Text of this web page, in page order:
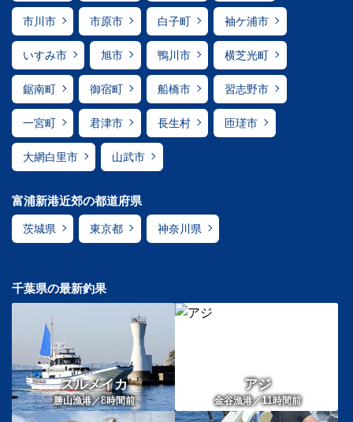
市川市 市原市 白子町 袖ケ浦市
いすみ市 旭市 鴨川市 横芝光町
鋸南町 御宿町 船橋市 習志野市
一宮町 君津市 長生村 匝瑳市
大網白里市 山武市
富浦新港近郊の都道府県
茨城県 東京都 神奈川県
千葉県の最新釣果
スルメイカ
勝山漁港／8時間前
アジ
金谷漁港／11時間前